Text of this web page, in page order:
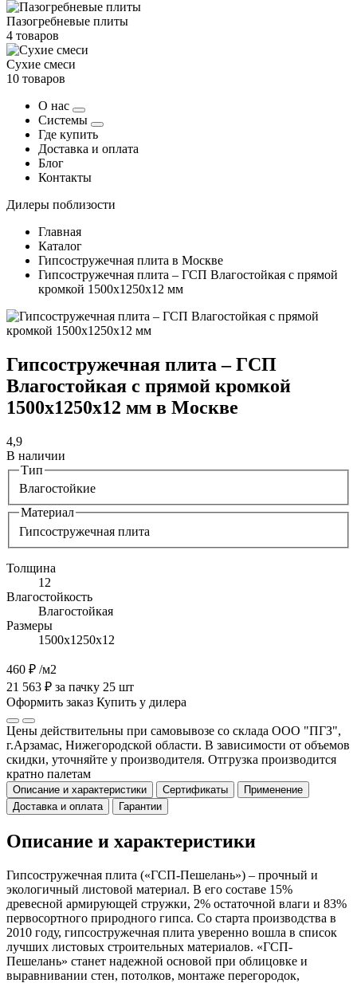
Пазогребневые плиты
4 товаров
Сухие смеси
10 товаров
О нас
Системы
Где купить
Доставка и оплата
Блог
Контакты
Дилеры поблизости
Главная
Каталог
Гипсостружечная плита в Москве
Гипсостружечная плита – ГСП Влагостойкая с прямой
кромкой 1500х1250х12 мм
Гипсостружечная плита – ГСП
Влагостойкая с прямой кромкой
1500х1250х12 мм в Москве
4,9
В наличии
Тип
Влагостойкие
Материал
Гипсостружечная плита
Толщина
12
Влагостойкость
Влагостойкая
Размеры
1500х1250х12
460 ₽ /м2
21 563 ₽ за пачку 25 шт
Оформить заказ Купить у дилера
Цены действительны при самовывозе со склада ООО "ПГЗ",
г.Арзамас, Нижегородской области. В зависимости от объемов
скидки, уточняйте у производителя. Отгрузка производится
кратно палетам
Описание и характеристики Сертификаты
Применение
Доставка и оплата
Гарантии
Описание и характеристики
Гипсостружечная плита («ГСП-Пешелань») – прочный и
экологичный листовой материал. В его составе 15%
древесной армирующей стружки, 2% остаточной влаги и 83%
первосортного природного гипса. Со старта производства в
2010 году, гипсостружечная плита уверенно вошла в список
лучших листовых строительных материалов. «ГСП-
Пешелань» станет надежной основой при облицовке и
выравнивании стен, потолков, монтаже перегородок,